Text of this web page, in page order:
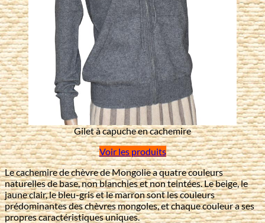
Gilet à capuche en cachemire
Voir les produits
Le cachemire de chèvre de Mongolie a quatre couleurs
naturelles de base, non blanchies et non teintées. Le beige, le
jaune clair, le bleu-gris et le marron sont les couleurs
prédominantes des chèvres mongoles, et chaque couleur a ses
propres caractéristiques uniques.